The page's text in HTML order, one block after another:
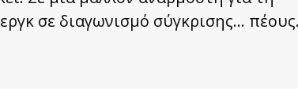
σε διαγωνισμό σύγκρισης…